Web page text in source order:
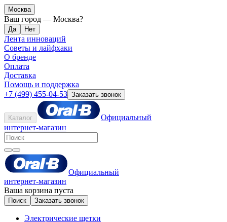
Москва
Ваш город — Москва?
Лента инноваций
Советы и лайфхаки
О бренде
Оплата
Доставка
Помощь и поддержка
+7 (499) 455-04-53 Заказать звонок
Каталог
Официальный
интернет-магазин
Официальный
интернет-магазин
Ваша корзина пуста
Поиск Заказать звонок
Электрические щетки